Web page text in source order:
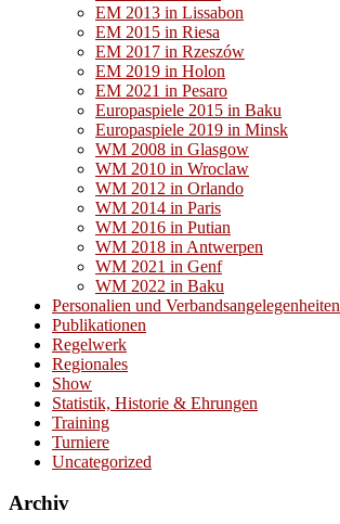
EM 2013 in Lissabon
EM 2015 in Riesa
EM 2017 in Rzeszów
EM 2019 in Holon
EM 2021 in Pesaro
Europaspiele 2015 in Baku
Europaspiele 2019 in Minsk
WM 2008 in Glasgow
WM 2010 in Wroclaw
WM 2012 in Orlando
WM 2014 in Paris
WM 2016 in Putian
WM 2018 in Antwerpen
WM 2021 in Genf
WM 2022 in Baku
Personalien und Verbandsangelegenheiten
Publikationen
Regelwerk
Regionales
Show
Statistik, Historie & Ehrungen
Training
Turniere
Uncategorized
Archiv